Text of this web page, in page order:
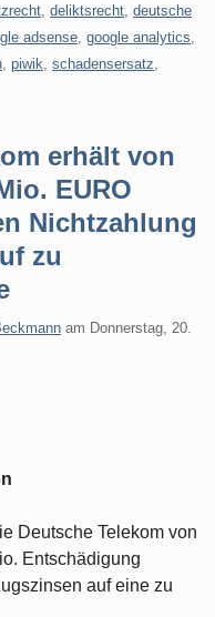
deliktsrecht deutsche
adsense google analytics
piwik schadensersatz
erhält von
EURO
Nichtzahlung
zu
am Donnerstag, 20.
Deutsche Telekom von
Entschädigung
auf eine zu